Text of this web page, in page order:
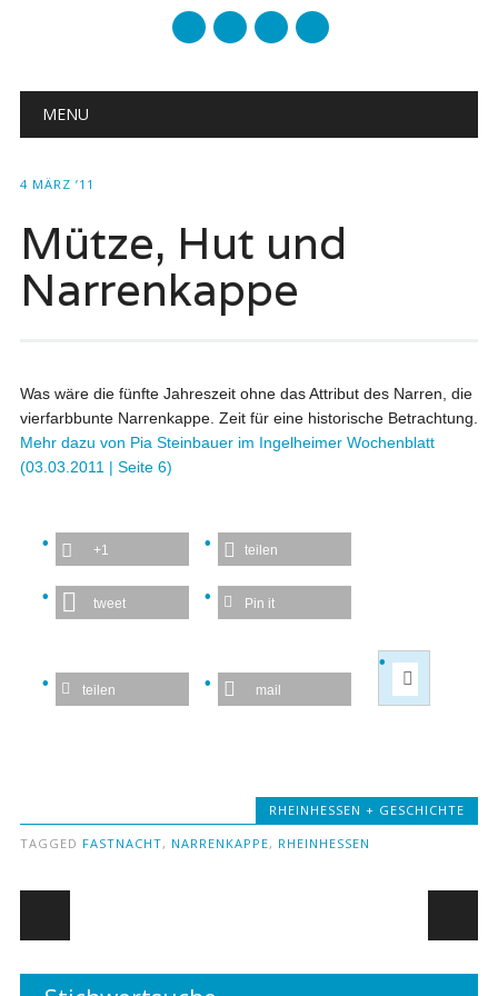
mail
Main menu
MENU
4 MÄRZ ’11
Mütze, Hut und
Narrenkappe
Was wäre die fünfte Jahreszeit ohne das Attribut des Narren, die
vierfarbbunte Narrenkappe. Zeit für eine historische Betrachtung.
Mehr dazu von Pia Steinbauer im Ingelheimer Wochenblatt
(03.03.2011 | Seite 6)
+1 teilen
tweet Pin it
teilen mail
RHEINHESSEN + GESCHICHTE
TAGGED FASTNACHT, NARRENKAPPE, RHEINHESSEN